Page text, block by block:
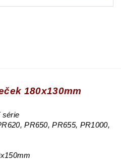
180x130mm
série
PR650, PR655, PR1000,